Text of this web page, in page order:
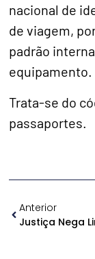
nacional de
de viagem,
padrão
equipamento.
Trata-se do
passaportes.
Anterior